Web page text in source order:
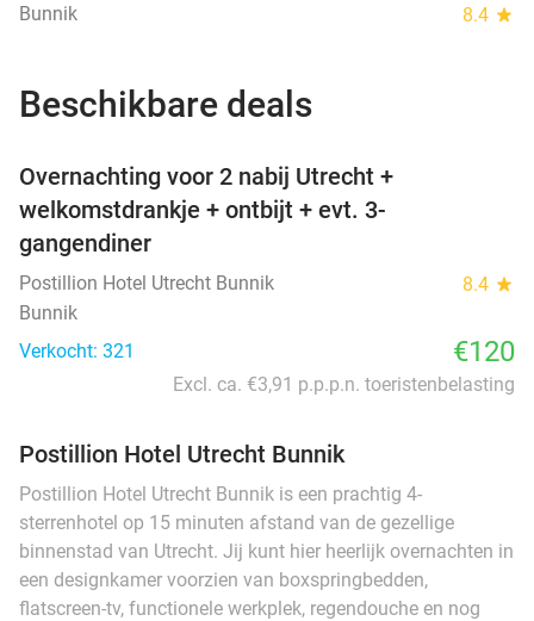
Bunnik 8.4 star
Beschikbare deals
Overnachting voor 2 nabij Utrecht +
welkomstdrankje + ontbijt + evt. 3-
gangendiner
Postillion Hotel Utrecht Bunnik 8.4 star
Bunnik
Verkocht: 321
€120
Excl. ca. €3,91 p.p.p.n. toeristenbelasting
Postillion Hotel Utrecht Bunnik
Postillion Hotel Utrecht Bunnik is een prachtig 4-
sterrenhotel op 15 minuten afstand van de gezellige
binnenstad van Utrecht. Jij kunt hier heerlijk overnachten in
een designkamer voorzien van boxspringbedden,
flatscreen-tv, functionele werkplek, regendouche en nog